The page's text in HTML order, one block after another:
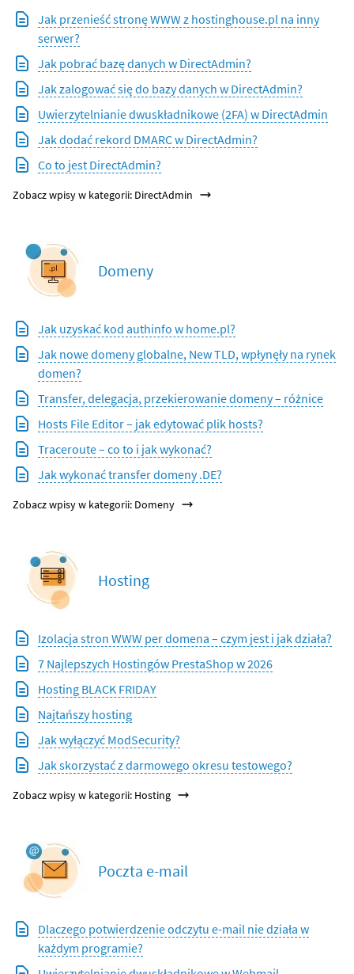
Jak przenieść stronę WWW z hostinghouse.pl na inny
serwer?
Jak pobrać bazę danych w DirectAdmin?
Jak zalogować się do bazy danych w DirectAdmin?
Uwierzytelnianie dwuskładnikowe (2FA) w DirectAdmin
Jak dodać rekord DMARC w DirectAdmin?
Co to jest DirectAdmin?
Zobacz wpisy w kategorii: DirectAdmin
Domeny
Jak uzyskać kod authinfo w home.pl?
Jak nowe domeny globalne, New TLD, wpłynęły na rynek
domen?
Transfer, delegacja, przekierowanie domeny – różnice
Hosts File Editor – jak edytować plik hosts?
Traceroute – co to i jak wykonać?
Jak wykonać transfer domeny .DE?
Zobacz wpisy w kategorii: Domeny
Hosting
Izolacja stron WWW per domena – czym jest i jak działa?
7 Najlepszych Hostingów PrestaShop w 2026
Hosting BLACK FRIDAY
Najtańszy hosting
Jak wyłączyć ModSecurity?
Jak skorzystać z darmowego okresu testowego?
Zobacz wpisy w kategorii: Hosting
Poczta e-mail
Dlaczego potwierdzenie odczytu e-mail nie działa w
każdym programie?